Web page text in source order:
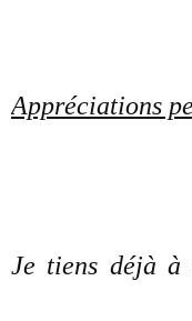
Appréciations
Je tiens déjà à